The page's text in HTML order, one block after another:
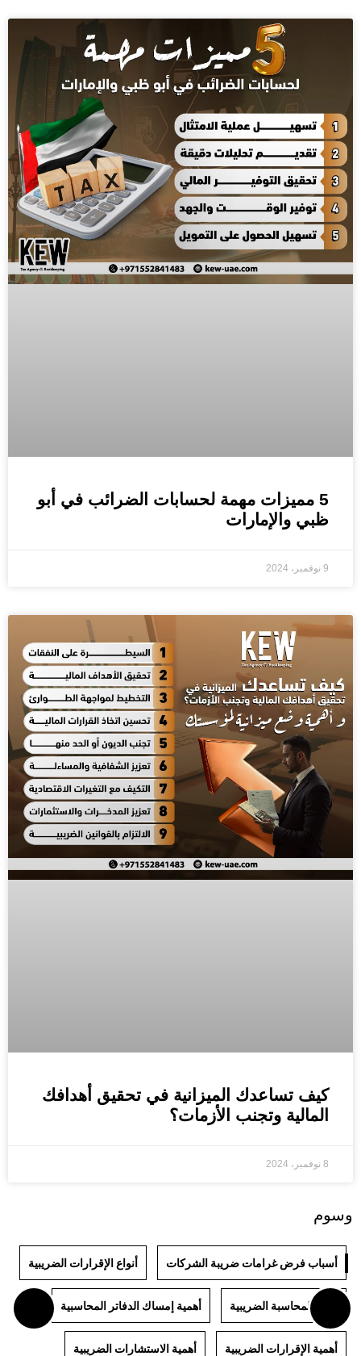
5 مميزات مهمة لحسابات الضرائب في أبو
ظبي والإمارات
9 نوفمبر، 2024
كيف تساعدك الميزانية في تحقيق أهدافك
المالية وتجنب الأزمات؟
8 نوفمبر، 2024
وسوم
أسباب فرض غرامات ضريبة الشركات أنواع الإقرارات الضريبية
أنواع المحاسبة الضريبية أهمية إمساك الدفاتر المحاسبية
أهمية الإقرارات الضريبية أهمية الاستشارات الضريبية